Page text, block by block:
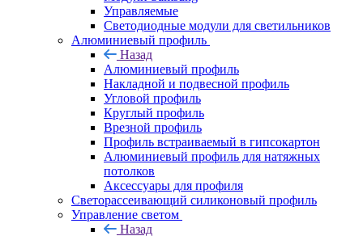
Управляемые
Светодиодные модули для светильников
Алюминиевый профиль
Назад
Алюминиевый профиль
Накладной и подвесной профиль
Угловой профиль
Круглый профиль
Врезной профиль
Профиль встраиваемый в гипсокартон
Алюминиевый профиль для натяжных
потолков
Аксессуары для профиля
Светорассеивающий силиконовый профиль
Управление светом
Назад